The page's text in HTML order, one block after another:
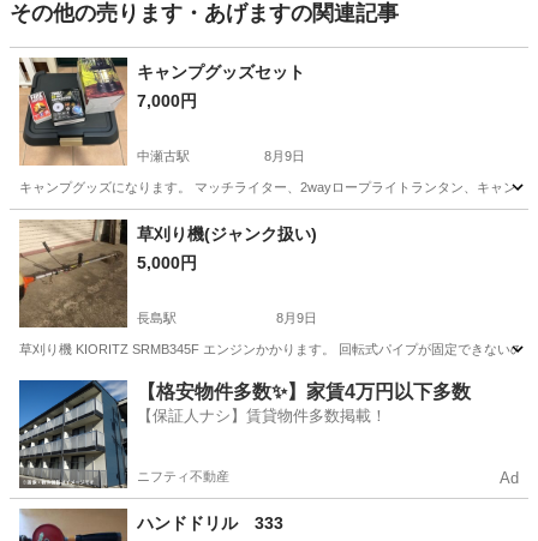
その他の売ります・あげますの関連記事
キャンプグッズセット
7,000円
中瀬古駅 8月9日
キャンプグッズになります。 マッチライター、2wayロープライトランタン、キャン
三重 鈴鹿市 中瀬古駅 その他
草刈り機(ジャンク扱い)
5,000円
長島駅 8月9日
草刈り機 KIORITZ SRMB345F エンジンかかります。 回転式パイプが固定できないの
桑名市 長島駅 その他 草刈り機
【格安物件多数✨】家賃4万円以下多数
【保証人ナシ】賃貸物件多数掲載！
ニフティ不動産 Ad
ハンドドリル 333